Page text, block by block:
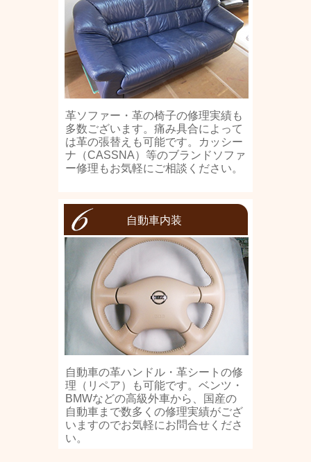
革ソファー・革の椅子の修理実績も
多数ございます。痛み具合によって
は革の張替えも可能です。カッシー
ナ（CASSNA）等のブランドソファ
ー修理もお気軽にご相談ください。
自動車内装
自動車の革ハンドル・革シートの修
理（リペア）も可能です。ベンツ・
BMWなどの高級外車から、国産の
自動車まで数多くの修理実績がござ
いますのでお気軽にお問合せくださ
い。